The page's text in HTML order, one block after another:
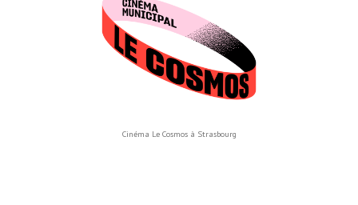
Cinéma Le Cosmos à Strasbourg